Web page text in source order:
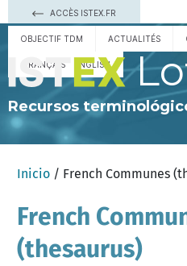
ACCÈS ISTEX.FR
OBJECTIF TDM ACTUALITÉS
FRANÇAIS ENGLISH
Recursos
Inicio / French Communes
French
(thesaurus)